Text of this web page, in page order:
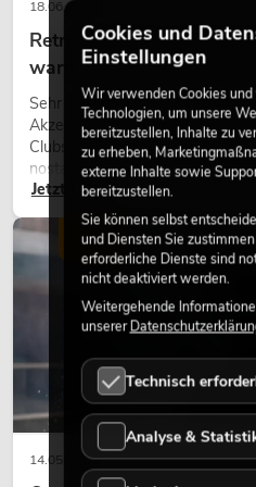
18.06.2026
Retro-Licht im
warmes Licht wieder wirkt
Sehr warmes Licht, sichtbare
Akzente prägen viele aktuelle
Clubs und bei Events. Retro-
nostalgischer Effekt, sondern
Gestaltungsmittel: Es schafft
Charakter und kann technische
wirken lassen.
Jetzt lesen
14.05.2026
LICHT
Cookies und
Einstellungen
Wir verwenden Cookies und
Technologien, um unsere
bereitzustellen, Inhalte zu
zu erheben,
externe Inhalte sowie
bereitzustellen.
Sie können selbst
und Diensten Sie
erforderliche Dienste sind
nicht deaktiviert werden.
Weitergehende
unserer
Technisch
Analyse &